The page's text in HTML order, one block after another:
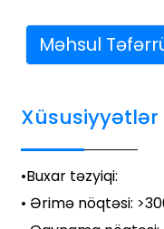
Məhsul
Xüsusiyyətlər
•Buxar təzyiqi:
• Ərimə nöqtəsi: